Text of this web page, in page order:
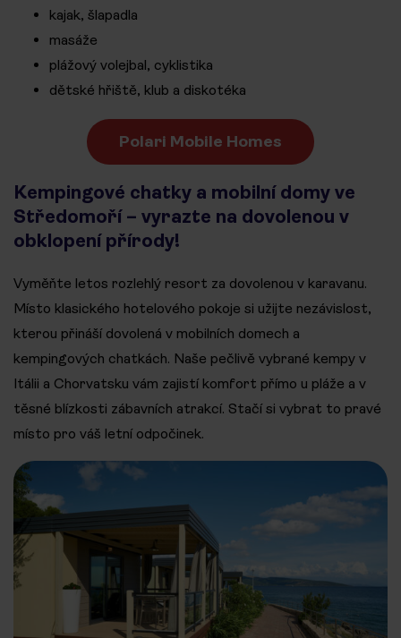
kajak, šlapadla
masáže
plážový volejbal, cyklistika
dětské hřiště, klub a diskotéka
Polari Mobile Homes
Kempingové chatky a mobilní domy ve
Středomoří – vyrazte na dovolenou v
obklopení přírody!
Vyměňte letos rozlehlý resort za dovolenou v karavanu.
Místo klasického hotelového pokoje si užijte nezávislost,
kterou přináší dovolená v mobilních domech a
kempingových chatkách. Naše pečlivě vybrané kempy v
Itálii a Chorvatsku vám zajistí komfort přímo u pláže a v
těsné blízkosti zábavních atrakcí. Stačí si vybrat to pravé
místo pro váš letní odpočinek.